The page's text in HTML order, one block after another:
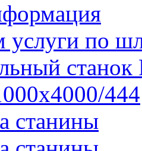
услуги по
444
станины